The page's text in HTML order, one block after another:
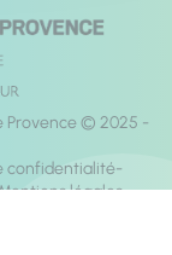
Provence © 2025 -
confidentialité
légales